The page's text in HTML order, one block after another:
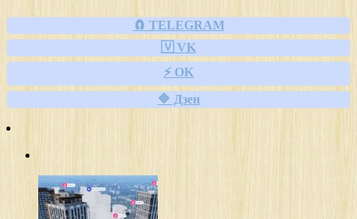
🧲 TELEGRAM
🇻 VK
⚡ OK
🔷 Дзен